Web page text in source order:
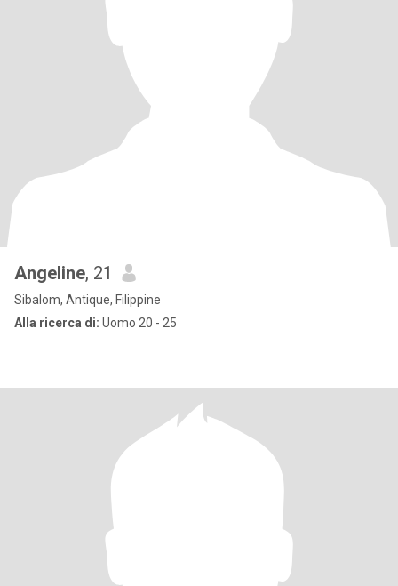
Angeline, 21
Sibalom, Antique, Filippine
Alla ricerca di: Uomo 20 - 25